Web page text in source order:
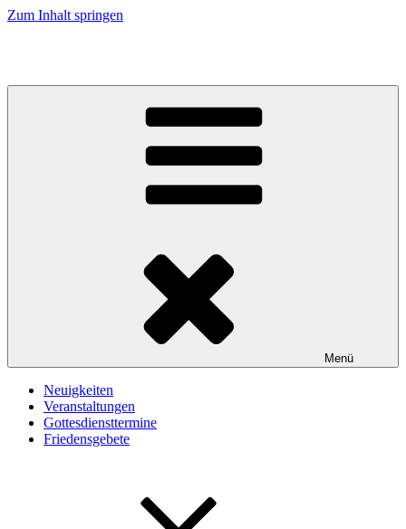
Zum Inhalt springen
Menü
Neuigkeiten
Veranstaltungen
Gottesdiensttermine
Friedensgebete